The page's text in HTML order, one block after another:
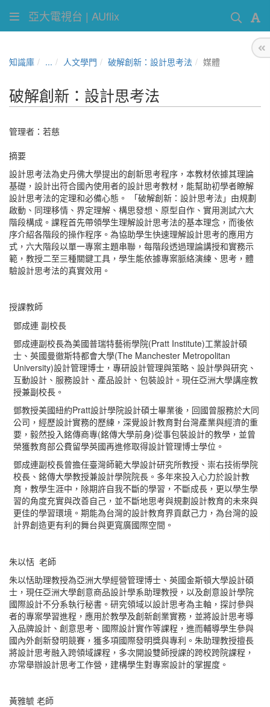
亞大電視台 | AUflix
知識庫 ... 人文學門 破解創新：設計思考法 媒體
破解創新：設計思考法
管理者： 若慈
摘要
設計思考法為史丹佛大學提出的創新思考程序，本教材依據其理論
基礎，設計出符合國內使用者的設計思考教材，能幫助初學者瞭解
設計思考法的定理和必備心態。 「破解創新：設計思考法」由規劃
啟動、同理移情、界定理解、構思發想、原型自作、實用測試六大
階段構成。課程首先帶領學生理解設計思考法的基本理念，而後依
序介紹各階段的操作程序。為協助學生快速理解設計思考的應用方
式，六大階段以單一專案主題串聯，每階段透過理論講授和實務示
範，教授二至三種關鍵工具，學生能依據專案脈絡演練、思考，體
驗設計思考法的真實效用。
授課教師
鄧成連 副校長
鄧成連副校長為美國普瑞特藝術學院(Pratt Institute)工業設計碩
士、英國曼徹斯特都會大學(The Manchester Metropolitan
University)設計管理博士，專研設計管理與策略、設計學與研究、
互動設計、服務設計、產品設計、包裝設計。現任亞洲大學講座教
授兼副校長。
鄧教授美國紐約Pratt設計學院設計碩士畢業後，回國曾服務於大同
公司，經歷設計實務的歷練，深覺設計教育對台灣產業與經濟的重
要，毅然投入銘傳商專(銘傳大學前身)從事包裝設計的教學，並曾
榮獲教育部公費留學英國再進修取得設計管理博士學位。
鄧成連副校長曾擔任臺灣師範大學設計研究所教授、崇右技術學院
校長、銘傳大學教授兼設計學院院長。多年來投入心力於設計教
育，教學生涯中，除期許自我不斷的學習，不斷成長，更以學生學
習的角度充實與改善自己，並不斷地思考與規劃設計教育的未來與
更佳的學習環境。期能為台灣的設計教育界貢獻己力，為台灣的設
計界創造更有利的舞台與更寬廣國際空間。
朱以恬 老師
朱以恬助理教授為亞洲大學經營管理博士、英國金斯頓大學設計碩
士，現任亞洲大學創意商品設計學系助理教授，以及創意設計學院
國際設計不分系執行秘書。研究領域以設計思考為主軸，探討參與
者的專案學習進程，應用於教學及創新創業實務，並將設計思考導
入品牌設計、創意思考、國際設計實作等課程，進而輔導學生參與
國內外創新發明競賽，獲多項國際發明獎與專利。朱助理教授擅長
將設計思考融入跨領域課程，多次開設雙師授課的跨校跨院課程，
亦常舉辦設計思考工作營，建構學生對專案設計的掌握度。
黃雅毓 老師